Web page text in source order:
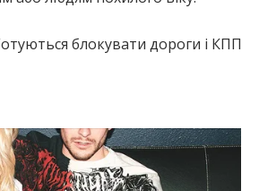
блокувати дороги і КПП